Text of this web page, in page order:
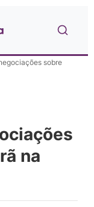
sobre
na